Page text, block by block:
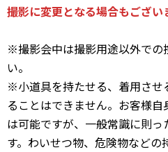
撮影に変更となる場合もござい
※撮影会中は撮影用途以外での
い。
※小道具を持たせる、着用させ
ることはできません。お客様
は可能ですが、一般常識に則
す。わいせつ物、危険物など